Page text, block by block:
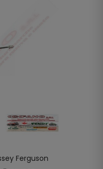
Ferguson